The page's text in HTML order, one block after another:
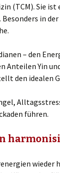
(TCM). Sie ist
in
– den
Anteilen Yin und
den idealen
führen.
wieder